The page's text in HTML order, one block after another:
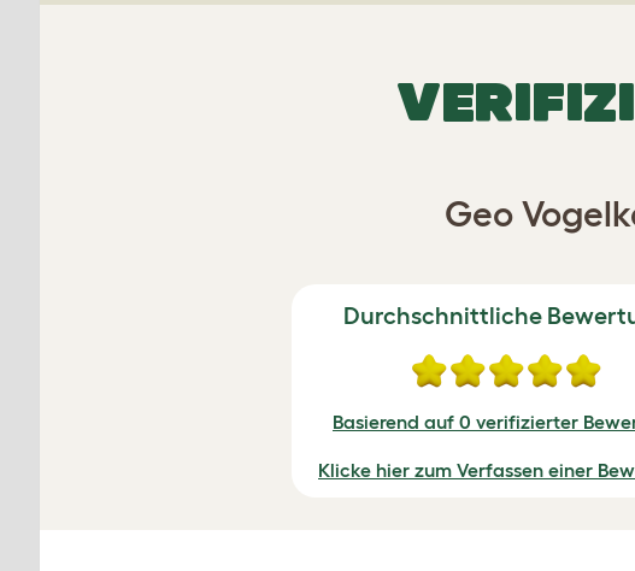
Geo
Durchschnittliche
Basierend auf 0 verifizierter
Klicke hier zum Verfassen einer